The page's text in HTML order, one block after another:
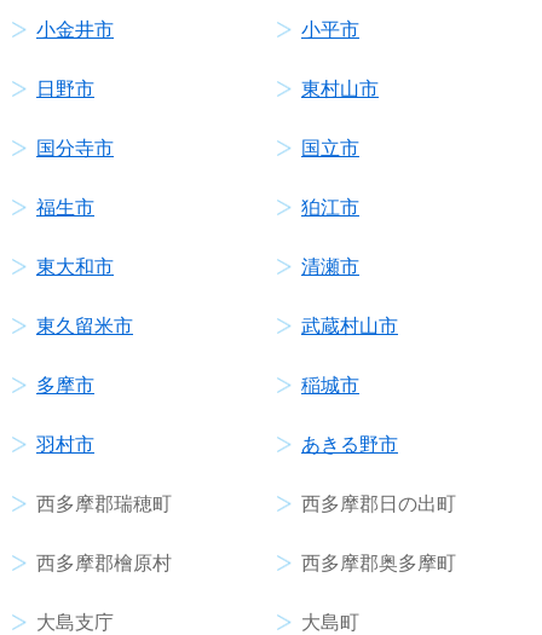
小金井市 小平市
日野市 東村山市
国分寺市 国立市
福生市 狛江市
東大和市 清瀬市
東久留米市 武蔵村山市
多摩市 稲城市
羽村市 あきる野市
西多摩郡瑞穂町 西多摩郡日の出町
西多摩郡檜原村 西多摩郡奥多摩町
大島支庁 大島町